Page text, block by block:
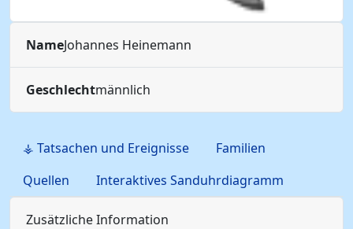
NameJohannes Heinemann
Geschlechtmännlich
⚶ Tatsachen und Ereignisse
Familien
Quellen
Interaktives Sanduhrdiagramm
Zusätzliche Information